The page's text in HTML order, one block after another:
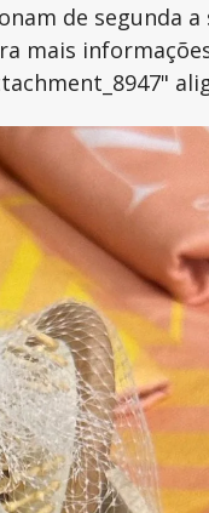
de segunda
mais